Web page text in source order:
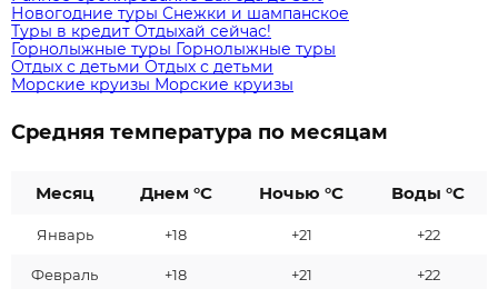
Новогодние туры Снежки и шампанское
Туры в кредит Отдыхай сейчас!
Горнолыжные туры Горнолыжные туры
Отдых с детьми Отдых с детьми
Морские круизы Морские круизы
Средняя температура по месяцам
Месяц Днем °C Ночью °C Воды °C
Январь +18 +21 +22
Февраль +18 +21 +22